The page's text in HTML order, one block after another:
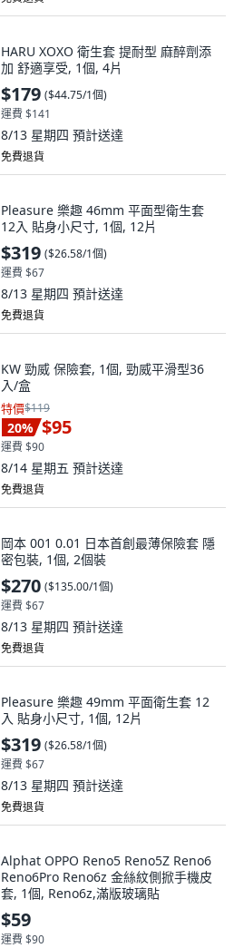
HARU XOXO 衛生套 提耐型 麻醉劑添
加 舒適享受, 1個, 4片
$179 ($44.75/1個)
運費 $141
8/13 星期四 預計送達
免費退貨
Pleasure 樂趣 46mm 平面型衛生套
12入 貼身小尺寸, 1個, 12片
$319 ($26.58/1個)
運費 $67
8/13 星期四 預計送達
免費退貨
KW 勁威 保險套, 1個, 勁威平滑型36
入/盒
特價$119
20% $95
運費 $90
8/14 星期五 預計送達
免費退貨
岡本 001 0.01 日本首創最薄保險套 隱
密包裝, 1個, 2個裝
$270 ($135.00/1個)
運費 $67
8/13 星期四 預計送達
免費退貨
Pleasure 樂趣 49mm 平面衛生套 12
入 貼身小尺寸, 1個, 12片
$319 ($26.58/1個)
運費 $67
8/13 星期四 預計送達
免費退貨
Alphat OPPO Reno5 Reno5Z Reno6
Reno6Pro Reno6z 金絲紋側掀手機皮
套, 1個, Reno6z,滿版玻璃貼
$59
運費 $90